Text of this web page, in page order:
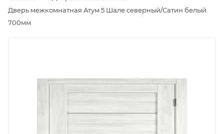
Дверь межкомнатная Атум 5 Шале северный/Сатин белый
700мм